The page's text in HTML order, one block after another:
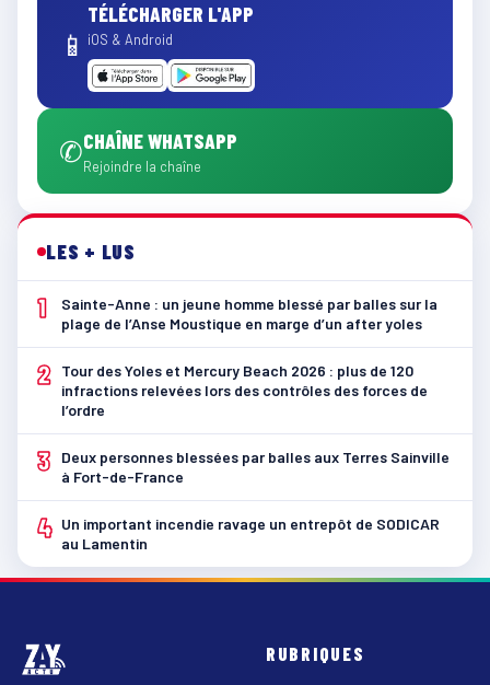
📱
TÉLÉCHARGER L'APP
iOS & Android
✆CHAÎNE WHATSAPP
Rejoindre la chaîne
LES + LUS
1
Sainte-Anne : un jeune homme blessé par balles sur la
plage de l’Anse Moustique en marge d’un after yoles
2
Tour des Yoles et Mercury Beach 2026 : plus de 120
infractions relevées lors des contrôles des forces de
l’ordre
3
Deux personnes blessées par balles aux Terres Sainville
à Fort-de-France
4 Un important incendie ravage un entrepôt de SODICAR
au Lamentin
RUBRIQUES